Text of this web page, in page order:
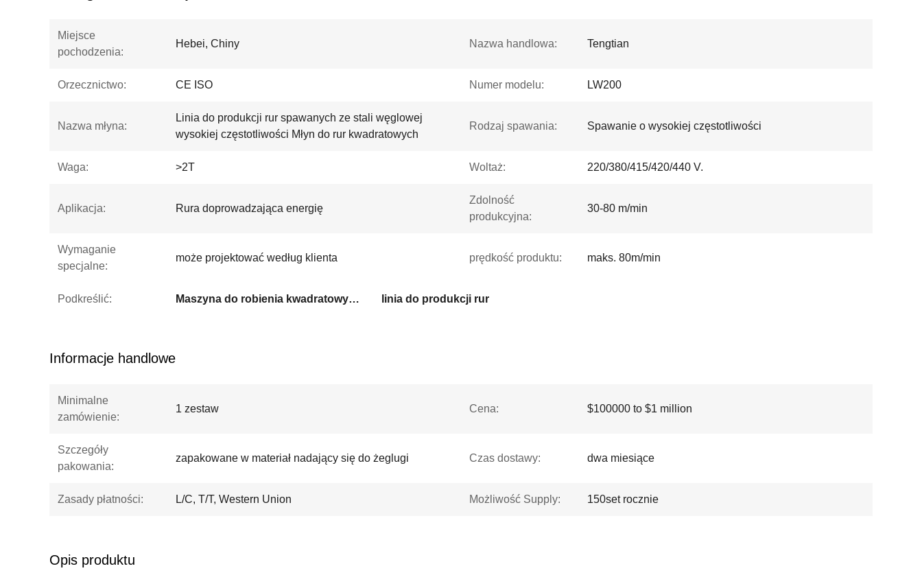
Miejsce
pochodzenia:
Hebei, Chiny Nazwa handlowa: Tengtian
Orzecznictwo: CE ISO Numer modelu: LW200
Nazwa młyna:
Linia do produkcji rur spawanych ze stali węglowej
wysokiej częstotliwości Młyn do rur kwadratowych
Rodzaj spawania: Spawanie o wysokiej częstotliwości
Waga: >2T Woltaż: 220/380/415/420/440 V.
Aplikacja: Rura doprowadzająca energię
Zdolność
produkcyjna:
30-80 m/min
Wymaganie
specjalne:
może projektować według klienta prędkość produktu: maks. 80m/min
Podkreślić: Maszyna do robienia kwadratowych rur linia do produkcji rur
Informacje handlowe
Minimalne
zamówienie:
1 zestaw Cena: $100000 to $1 million
Szczegóły
pakowania:
zapakowane w materiał nadający się do żeglugi Czas dostawy: dwa miesiące
Zasady płatności: L/C, T/T, Western Union Możliwość Supply: 150set rocznie
Opis produktu